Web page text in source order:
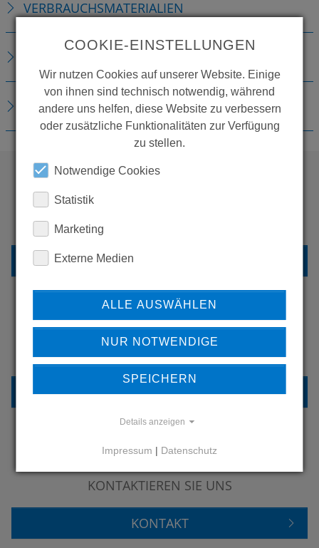
VERBRAUCHSMATERIALIEN
DOWNLOADS
PRODUKTE SEHEN?
ZURÜCK ZUR ÜBERSICHT
ERFAHREN SIE MEHR ÜBER
UNSERE REFERENZEN
REFERENZEN
KONTAKTIEREN SIE UNS
KONTAKT
COOKIE-EINSTELLUNGEN
Wir nutzen Cookies auf unserer Website. Einige
von ihnen sind technisch notwendig, während
andere uns helfen, diese Website zu verbessern
oder zusätzliche Funktionalitäten zur Verfügung
zu stellen.
Notwendige Cookies
Statistik
Marketing
Externe Medien
ALLE AUSWÄHLEN
NUR NOTWENDIGE
SPEICHERN
Details anzeigen
Impressum | Datenschutz